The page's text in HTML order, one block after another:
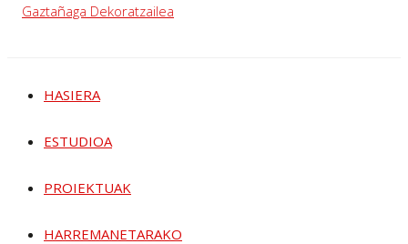
HASIERA
ESTUDIOA
PROIEKTUAK
HARREMANETARAKO